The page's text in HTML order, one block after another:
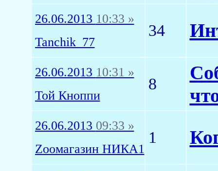
26.06.2013 10:33 »
Tanchik_77
34
26.06.2013 10:31 »
Той Кноппи
8
26.06.2013 09:33 »
Zоомагазин НИКА1
1